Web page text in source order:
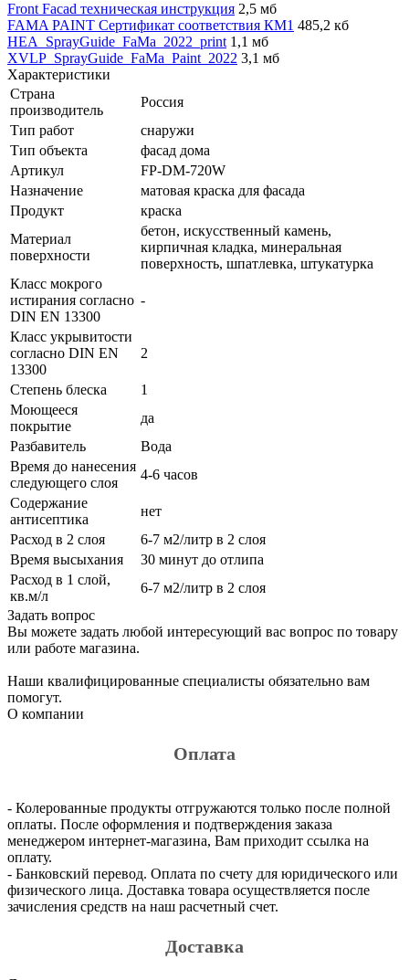
Front Facad техническая инструкция 2,5 мб
FAMA PAINT Сертификат соответствия КМ1 485,2 кб
HEA_SprayGuide_FaMa_2022_print 1,1 мб
XVLP_SprayGuide_FaMa_Paint_2022 3,1 мб
Характеристики
Страна
производитель
Россия
Тип работ
снаружи
Тип объекта
фасад дома
Артикул
FP-DM-720W
Назначение
матовая краска для фасада
Продукт
краска
Материал
поверхности
бетон, искусственный камень,
кирпичная кладка, минеральная
поверхность, шпатлевка, штукатурка
Класс мокрого
истирания согласно
DIN EN 13300
-
Класс укрывитости
согласно DIN EN
13300
2
Степень блеска
1
Моющееся
покрытие
да
Разбавитель
Вода
Время до нанесения
следующего слоя
4-6 часов
Содержание
антисептика
нет
Расход в 2 слоя
6-7 м2/литр в 2 слоя
Время высыхания
30 минут до отлипа
Расход в 1 слой,
кв.м/л
6-7 м2/литр в 2 слоя
Задать вопрос
Вы можете задать любой интересующий вас вопрос по товару
или работе магазина.
Наши квалифицированные специалисты обязательно вам
помогут.
О компании
Оплата
- Колерованные продукты отгружаются только после полной
оплаты. После оформления и подтверждения заказа
менеджером интернет-магазина, Вам приходит ссылка на
оплату.
- Банковский перевод. Оплата по счету для юридического или
физического лица. Доставка товара осуществляется после
зачисления средств на наш расчетный счет.
Доставка